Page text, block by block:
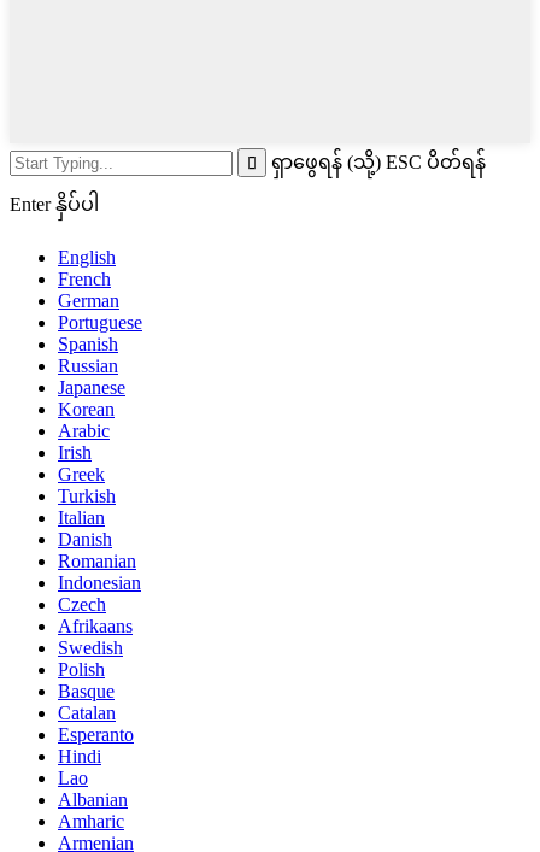
ရှာဖွေရန် (သို့) ESC ပိတ်ရန်
Enter နှိပ်ပါ
English
French
German
Portuguese
Spanish
Russian
Japanese
Korean
Arabic
Irish
Greek
Turkish
Italian
Danish
Romanian
Indonesian
Czech
Afrikaans
Swedish
Polish
Basque
Catalan
Esperanto
Hindi
Lao
Albanian
Amharic
Armenian